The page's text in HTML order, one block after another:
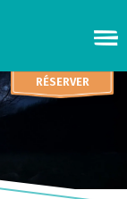
RÉSERVER